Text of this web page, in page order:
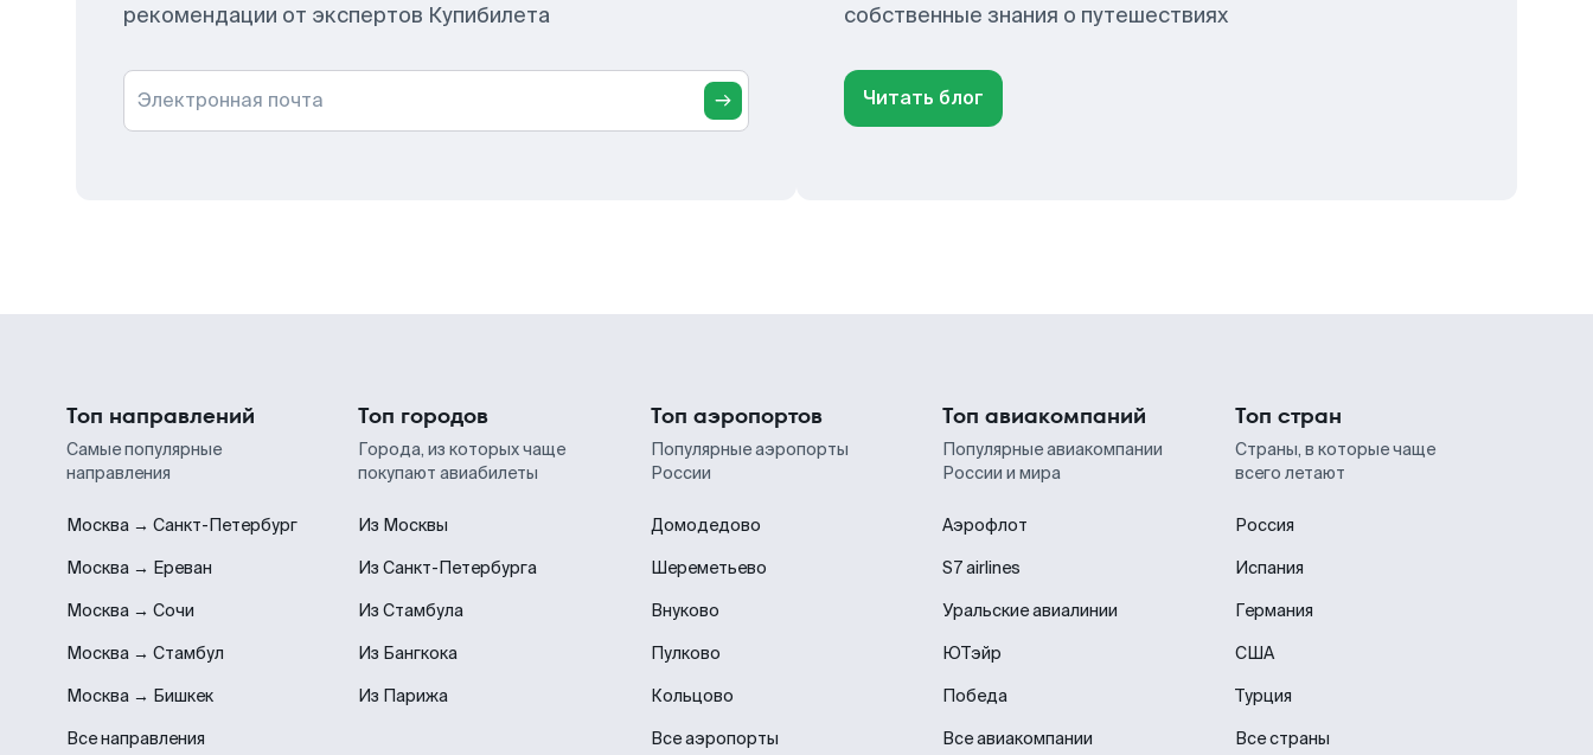
рекомендации от экспертов Купибилета
Электронная почта
собственные знания о путешествиях
Читать блог
Топ направлений
Самые популярные
направления
Москва → Санкт-Петербург
Москва → Ереван
Москва → Сочи
Москва → Стамбул
Москва → Бишкек
Все направления
Топ городов
Города, из которых чаще
покупают авиабилеты
Из Москвы
Из Санкт-Петербурга
Из Стамбула
Из Бангкока
Из Парижа
Топ аэропортов
Популярные аэропорты
России
Домодедово
Шереметьево
Внуково
Пулково
Кольцово
Все аэропорты
Топ авиакомпаний
Популярные авиакомпании
России и мира
Аэрофлот
S7 airlines
Уральские авиалинии
ЮТэйр
Победа
Все авиакомпании
Топ стран
Страны, в которые чаще
всего летают
Россия
Испания
Германия
США
Турция
Все страны